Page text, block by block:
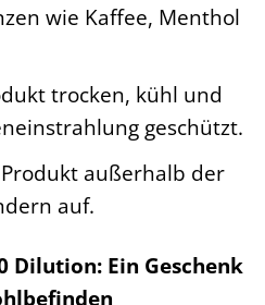
wie Kaffee, Menthol
trocken, kühl und
geschützt.
außerhalb der
auf.
Dilution: Ein Geschenk